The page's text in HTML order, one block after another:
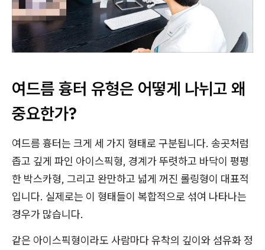
여드름 흉터 유형은 어떻게 나뉘고 왜
중요한가?
여드름 흉터는 크게 세 가지 형태로 구분됩니다. 송곳처럼
좁고 깊게 파인 아이스픽형, 경계가 뚜렷하고 바닥이 평평
한 박스카형, 그리고 완만하고 넓게 꺼진 롤링형이 대표적
입니다. 실제로는 이 형태들이 복합적으로 섞여 나타나는
경우가 많습니다.
같은 아이스픽형이라도 사람마다 유착의 깊이와 섬유화 정